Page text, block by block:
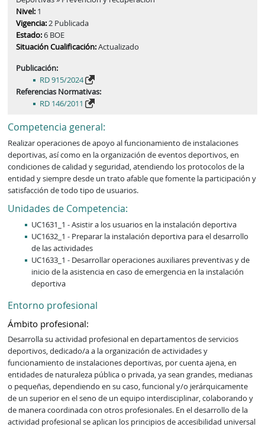
Nivel:1
Vigencia:2 Publicada
Estado:6 BOE
Situación Cualificación:Actualizado
Publicación:
RD 915/2024
Referencias Normativas:
RD 146/2011
Competencia general:
Realizar operaciones de apoyo al funcionamiento de instalaciones
deportivas, así como en la organización de eventos deportivos, en
condiciones de calidad y seguridad, atendiendo los protocolos de la
entidad y siempre desde un trato afable que fomente la participación y
satisfacción de todo tipo de usuarios.
Unidades de Competencia:
UC1631_1 - Asistir a los usuarios en la instalación deportiva
UC1632_1 - Preparar la instalación deportiva para el desarrollo
de las actividades
UC1633_1 - Desarrollar operaciones auxiliares preventivas y de
inicio de la asistencia en caso de emergencia en la instalación
deportiva
Entorno profesional
Ámbito profesional:
Desarrolla su actividad profesional en departamentos de servicios
deportivos, dedicado/a a la organización de actividades y
funcionamiento de instalaciones deportivas, por cuenta ajena, en
entidades de naturaleza pública o privada, ya sean grandes, medianas
o pequeñas, dependiendo en su caso, funcional y/o jerárquicamente
de un superior en el seno de un equipo interdisciplinar, colaborando y
de manera coordinada con otros profesionales. En el desarrollo de la
actividad profesional se aplican los principios de accesibilidad universal